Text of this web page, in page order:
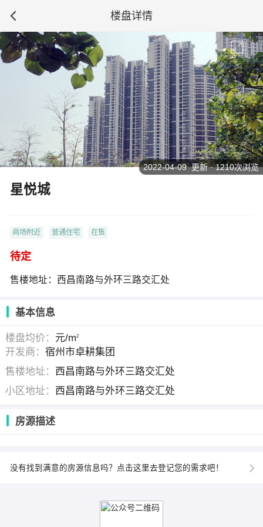
楼盘详情
星悦城
商场附近 普通住宅 在售
待定
售楼地址：西昌南路与外环三路交汇处
2022-04-09 更新 · 1210次浏览
基本信息
楼盘均价： 元/m2
开发商：宿州市卓耕集团
售楼地址： 西昌南路与外环三路交汇处
小区地址： 西昌南路与外环三路交汇处
房源描述
没有找到满意的房源信息吗？点击这里去登记您的需求吧！